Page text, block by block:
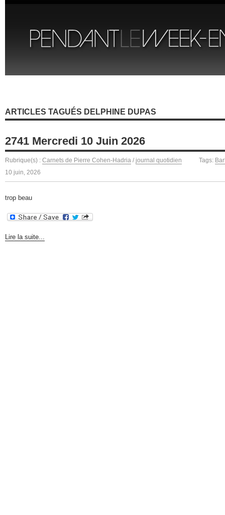
ARTICLES TAGUÉS DELPHINE DUPAS
2741 Mercredi 10 Juin 2026
Rubrique(s) : Carnets de Pierre Cohen-Hadria / journal quotidien Tags:
10 juin, 2026
trop beau
Lire la suite...